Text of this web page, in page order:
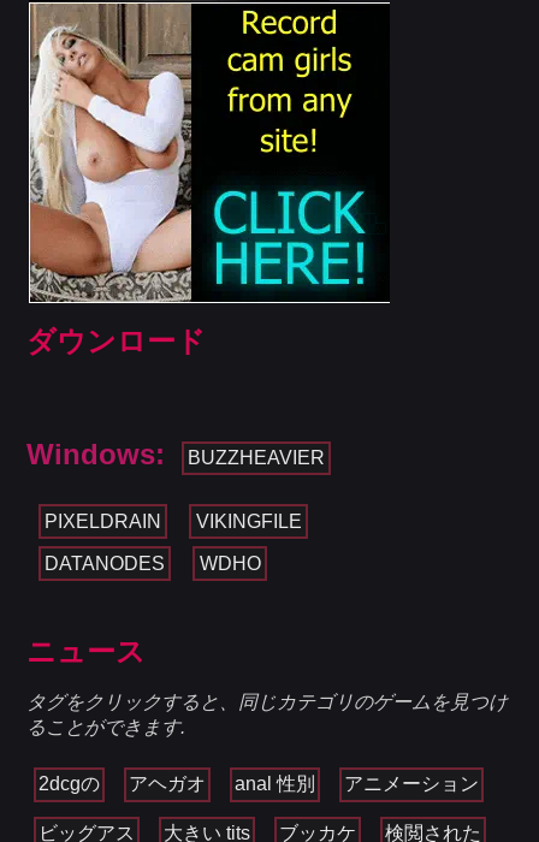
ダウンロード
Windows: BUZZHEAVIER
PIXELDRAIN VIKINGFILE
DATANODES WDHO
ニュース
タグをクリックすると、同じカテゴリのゲームを見つけ
ることができます.
2dcgの アヘガオ anal 性別 アニメーション
ビッグアス 大きい tits ブッカケ 検閲された